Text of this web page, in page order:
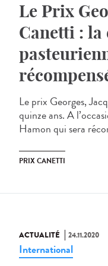
Le Prix
Canetti : la
Le prix Georges,
quinze ans. A
Hamon qui sera
PRIX CANETTI
ACTUALITÉ 24.11.2020
International